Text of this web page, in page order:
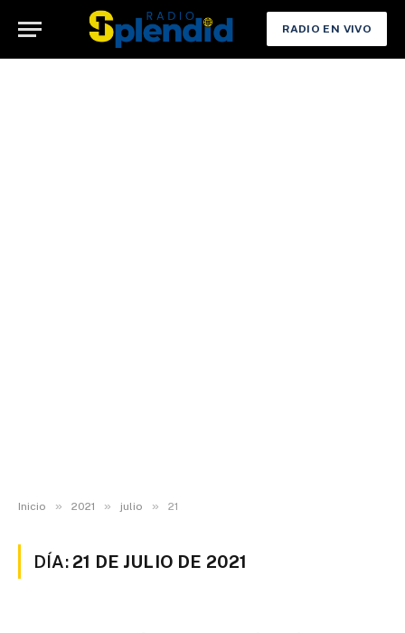
RADIO EN VIVO
Inicio » 2021 » julio » 21
DÍA: 21 DE JULIO DE 2021